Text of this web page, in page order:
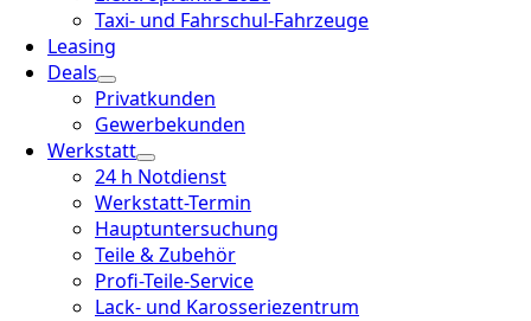
Taxi- und Fahrschul-Fahrzeuge
Leasing
Deals
Privatkunden
Gewerbekunden
Werkstatt
24 h Notdienst
Werkstatt-Termin
Hauptuntersuchung
Teile & Zubehör
Profi-Teile-Service
Lack- und Karosseriezentrum